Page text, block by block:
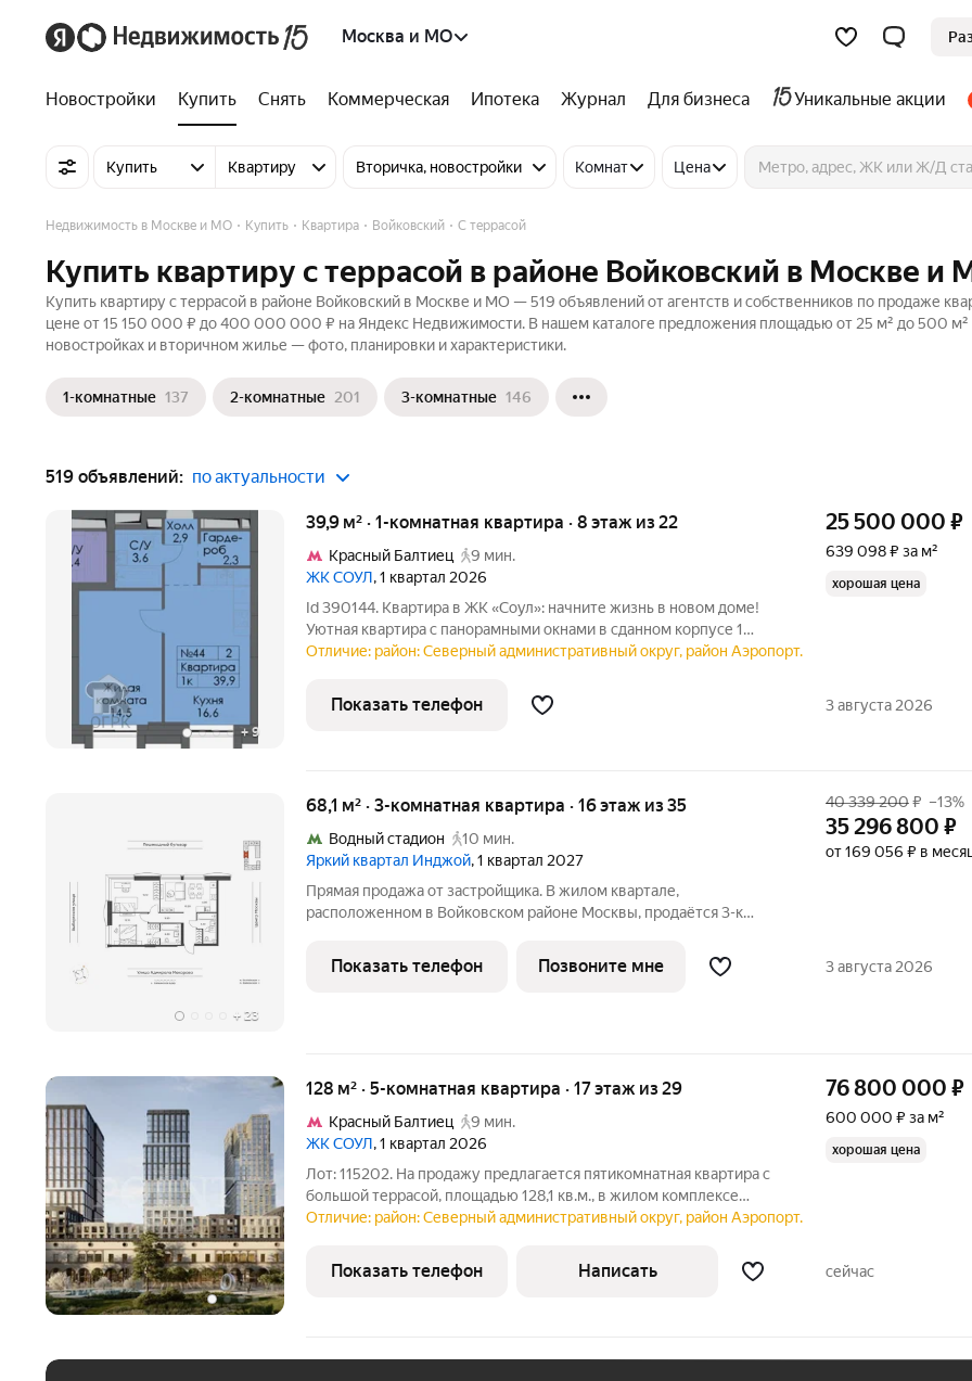
Москва и МО
Новостройки Купить Снять Коммерческая Ипотека Журнал Для бизнеса Уникальные акции
Купить Квартиру Вторичка, новостройки Комнат Цена
Недвижимость в Москве и МО Купить Квартира Войковский С террасой
Купить квартиру с террасой в районе Войковский в Москве и
Купить квартиру с террасой в районе Войковский в Москве и МО — 519 объявлений от агентств и собственников по продаже
цене от 15 150 000 ₽ до 400 000 000 ₽ на Яндекс Недвижимости. В нашем каталоге предложения площадью от 25 м² до 500 м²
новостройках и вторичном жилье — фото, планировки и характеристики.
1-комнатные 137 2-комнатные 201 3-комнатные 146
519 объявлений: по актуальности
+ 9
39,9 м² · 1-комнатная квартира · 8 этаж из 22
Красный Балтиец
9 мин.
ЖК СОУЛ, 1 квартал 2026
Id 390144. Квартира в ЖК «Соул»: начните жизнь в новом доме!
Уютная квартира с панорамными окнами в сданном корпусе 1
жилого комплекса «Соул» от застройщика FORMA. Всё готово для
воплотить любой
25 500 000 ₽
639 098 ₽ за м²
хорошая цена
Отличие: район: Северный административный округ, район Аэропорт.
Показать телефон 3 августа 2026
+ 23
68,1 м² · 3-комнатная квартира · 16 этаж из 35
Водный стадион
10 мин.
Яркий квартал Инджой, 1 квартал 2027
Прямая продажа от застройщика. В жилом квартале,
расположенном в Войковском районе Москвы, продаётся 3-к
на 16 этаже 33-этажного дома, корпус 1, в жилом квартале бизнес-
класса Инджой.
40 339 200₽ –13%
35 296 800 ₽
от 169 056 ₽ в
Показать телефон Позвоните мне 3 августа 2026
128 м² · 5-комнатная квартира · 17 этаж из 29
Красный Балтиец
9 мин.
ЖК СОУЛ, 1 квартал 2026
Лот: 115202. На продажу предлагается пятикомнатная квартира с
большой террасой, площадью 128,1 кв.м., в жилом комплексе
"Soul". Планировка: просторная кухня-гостиная, три спальни, одна
гардеробная,
76 800 000 ₽
600 000 ₽ за м²
хорошая цена
Отличие: район: Северный административный округ, район Аэропорт.
Показать телефон Написать сейчас